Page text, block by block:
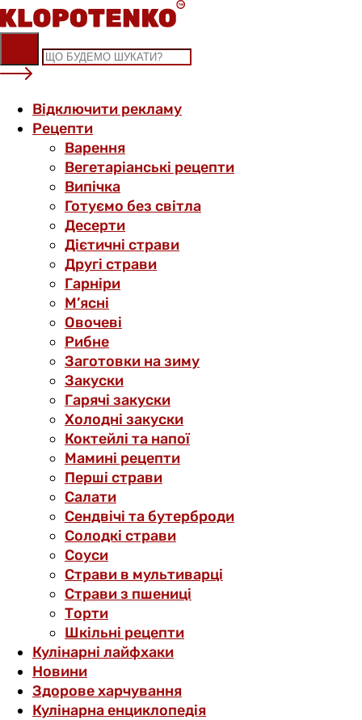
Skip
to
content
Відключити рекламу
Рецепти
Варення
Вегетаріанські рецепти
Випічка
Готуємо без світла
Десерти
Дієтичні страви
Другі страви
Гарніри
М’ясні
Овочеві
Рибне
Заготовки на зиму
Закуски
Гарячі закуски
Холодні закуски
Коктейлі та напої
Мамині рецепти
Перші страви
Салати
Сендвічі та бутерброди
Солодкі страви
Соуси
Страви в мультиварці
Страви з пшениці
Торти
Шкільні рецепти
Кулінарні лайфхаки
Новини
Здорове харчування
Кулінарна енциклопедія